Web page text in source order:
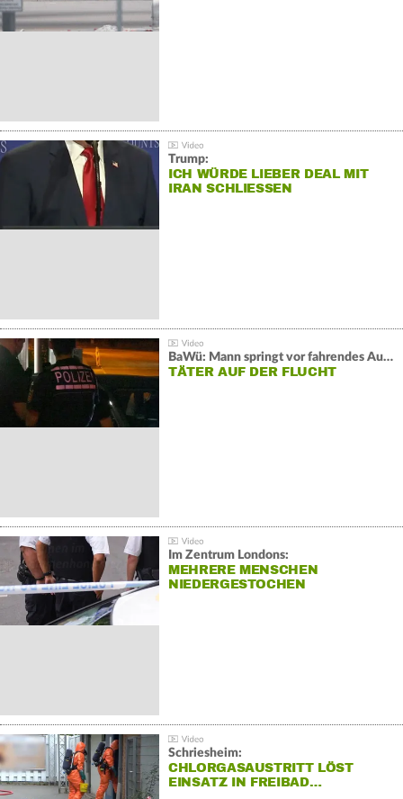
Trump:
ICH WÜRDE LIEBER DEAL MIT
IRAN SCHLIESSEN
BaWü: Mann springt vor fahrendes Auto und schießt
TÄTER AUF DER FLUCHT
Im Zentrum Londons:
MEHRERE MENSCHEN
NIEDERGESTOCHEN
Schriesheim:
CHLORGASAUSTRITT LÖST
EINSATZ IN FREIBAD…